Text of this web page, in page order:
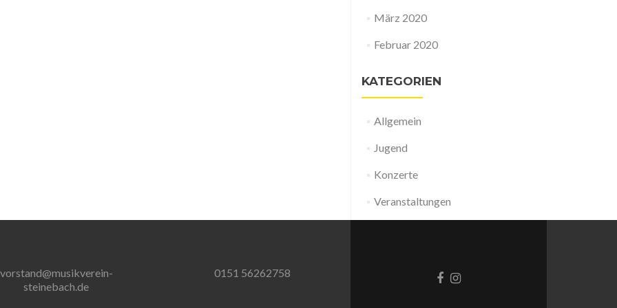
März 2020
Februar 2020
KATEGORIEN
Allgemein
Jugend
Konzerte
Veranstaltungen
vorstand@musikverein-
steinebach.de
0151 56262758
Facebook-
Instagram